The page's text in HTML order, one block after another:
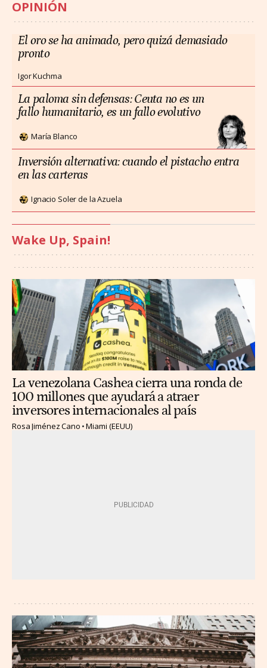
OPINIÓN
El oro se ha animado, pero quizá demasiado
pronto
Igor Kuchma
La paloma sin defensas: Ceuta no es un
fallo humanitario, es un fallo evolutivo
María Blanco
Inversión alternativa: cuando el pistacho entra
en las carteras
Ignacio Soler de la Azuela
Wake Up, Spain!
La venezolana Cashea cierra una ronda de
100 millones que ayudará a atraer
inversores internacionales al país
Rosa Jiménez Cano Miami (EEUU)